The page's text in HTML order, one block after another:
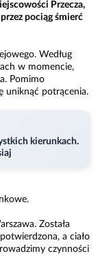
Przecza,
pociąg śmierć
Według
w momencie,
Pomimo
uniknąć potrącenia.
kierunkach.
Została
a ciało
czynności